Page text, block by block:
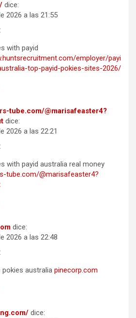
dice:
2026 a las 21:55
with payid
employer/payi
top-payid-pokies-sites-2026/
tube.com/@marisafeaster4?
dice:
2026 a las 22:21
with payid australia real money
tube.com/@marisafeaster4?
dice:
2026 a las 22:48
pokies australia pinecorp.com
dice: